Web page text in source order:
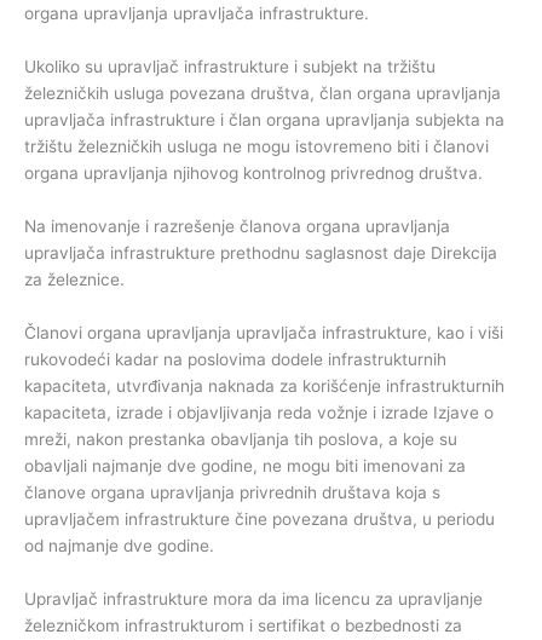
organa upravljanja upravljača infrastrukture.
Ukoliko su upravljač infrastrukture i subjekt na tržištu
železničkih usluga povezana društva, član organa upravljanja
upravljača infrastrukture i član organa upravljanja subjekta na
tržištu železničkih usluga ne mogu istovremeno biti i članovi
organa upravljanja njihovog kontrolnog privrednog društva.
Na imenovanje i razrešenje članova organa upravljanja
upravljača infrastrukture prethodnu saglasnost daje Direkcija
za železnice.
Članovi organa upravljanja upravljača infrastrukture, kao i viši
rukovodeći kadar na poslovima dodele infrastrukturnih
kapaciteta, utvrđivanja naknada za korišćenje infrastrukturnih
kapaciteta, izrade i objavljivanja reda vožnje i izrade Izjave o
mreži, nakon prestanka obavljanja tih poslova, a koje su
obavljali najmanje dve godine, ne mogu biti imenovani za
članove organa upravljanja privrednih društava koja s
upravljačem infrastrukture čine povezana društva, u periodu
od najmanje dve godine.
Upravljač infrastrukture mora da ima licencu za upravljanje
železničkom infrastrukturom i sertifikat o bezbednosti za